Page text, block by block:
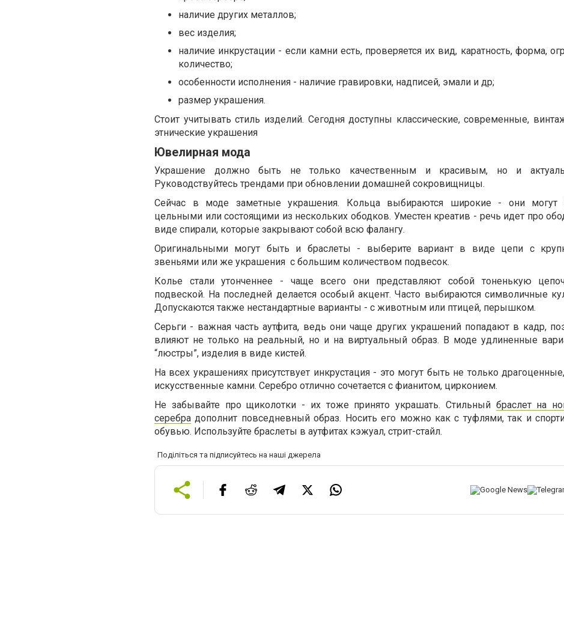
наличие других металлов;
вес изделия;
наличие инкрустации - если камни есть, проверяется их вид, каратность, форма,
количество;
особенности исполнения - наличие гравировки, надписей, эмали и др;
размер украшения.
Стоит учитывать стиль изделий. Сегодня доступны классические, современные,
этнические украшения
Ювелирная мода
Украшение должно быть не только качественным и красивым, но и
Руководствуйтесь трендами при обновлении домашней сокровищницы.
Сейчас в моде заметные украшения. Кольца выбираются широкие - они могут
цельными или состоящими из нескольких ободков. Уместен креатив - речь идет про
виде спирали, которые закрывают собой всю фалангу.
Оригинальными могут быть и браслеты - выберите вариант в виде цепи с
звеньями или же украшения с большим количеством подвесок.
Колье стали утонченнее - чаще всего они представляют собой тоненькую
подвеской. На последней делается особый акцент. Часто выбираются символичные
Допускаются также нестандартные варианты - с животным или птицей, перышком.
Серьги - важная часть аутфита, ведь они чаще других украшений попадают в кадр,
влияют не только на реальный, но и на виртуальный образ. В моде удлиненные
“люстры”, изделия в виде кистей.
На всех украшениях присутствует инкрустация - это могут быть не только
искусственные камни. Серебро отлично сочетается с фианитом, цирконием.
Не забывайте про щиколотки - их тоже принято украшать. Стильный браслет на
серебра дополнит повседневный образ. Носить его можно как с туфлями, так и
обувью. Используйте браслеты в аутфитах кэжуал, стрит-стайл.
Поділіться та підписуйтесь на наші джерела